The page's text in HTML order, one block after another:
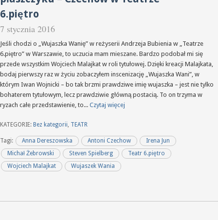
6.piętro
7 stycznia 2016
Jeśli chodzi o „Wujaszka Wanię” w reżyserii Andrzeja Bubienia w „Teatrze
6.piętro” w Warszawie, to uczucia mam mieszane. Bardzo podobał mi się
przede wszystkim Wojciech Malajkat w roli tytułowej. Dzięki kreacji Malajkata,
bodaj pierwszy raz w życiu zobaczyłem inscenizację „Wujaszka Wani”, w
którym Iwan Wojnicki – bo tak brzmi prawdziwe imię wujaszka – jest nie tylko
bohaterem tytułowym, lecz prawdziwie główną postacią. To on trzyma w
ryzach całe przedstawienie, to... Czytaj więcej
KATEGORIE: Bez kategorii, TEATR
Tagi: Anna Dereszowska Antoni Czechow
Irena Jun
Michał Żebrowski
Steven Spielberg
Teatr 6.piętro
Wojciech Malajkat
Wujaszek Wania